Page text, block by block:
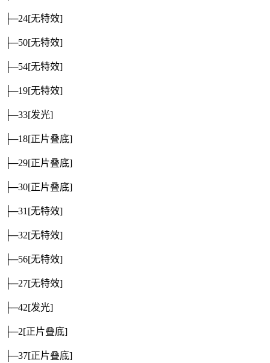
├─24[无特效]
├─50[无特效]
├─54[无特效]
├─19[无特效]
├─33[发光]
├─18[正片叠底]
├─29[正片叠底]
├─30[正片叠底]
├─31 [无特效]
├─32[无特效]
├─56[无特效]
├─27[无特效]
├─42[发光]
├─2[正片叠底]
├─37[正片叠底]